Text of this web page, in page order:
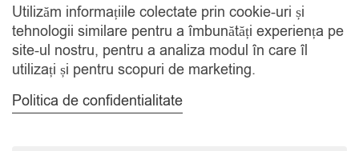
RETUR 30 ZILE
Gratuit, indiferent de motiv
Tel. 0770420114
Utilizăm informațiile colectate prin cookie-uri și
tehnologii similare pentru a îmbunătăți experiența pe
site-ul nostru, pentru a analiza modul în care îl
utilizați și pentru scopuri de marketing.
Politica de confidentialitate